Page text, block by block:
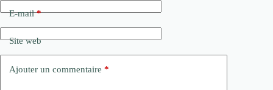
E-mail*
Site web
Ajouter un commentaire *